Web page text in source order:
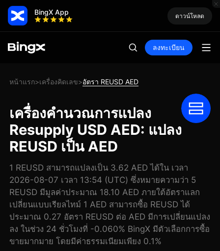
BingX App ดาวน์โหลด
ลงทะเบียน
หน้าแรก>เครื่องคิดเลข>อัตรา REUSD AED
เครื่องคำนวณการแปลง
Resupply USD AED: แปลง
REUSD เป็น AED
1 REUSD สามารถแปลงเป็น 3.62 AED ได้ใน เวลา
2026-08-07 เวลา 13:54 (UTC) ซึ่งหมายความว่า 5
REUSD มีมูลค่าประมาณ 18.10 AED ภายใต้อัตราแลก
เปลี่ยนแบบเรียลไทม์ 1 AED สามารถซื้อ REUSD ได้
ประมาณ 0.27 อัตรา REUSD ต่อ AED มีการเปลี่ยนแปลง
ลง ในช่วง 24 ชั่วโมงที่ -0.060% BingX มีตัวเลือกการซื้อ
ขายมากมาย โดยมีค่าธรรมเนียมเพียง 0.1%